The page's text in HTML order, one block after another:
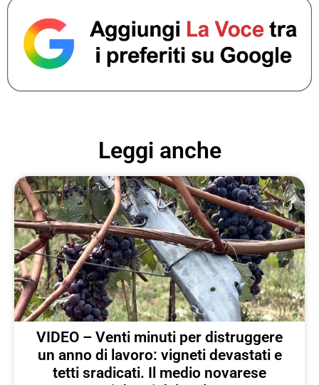
Leggi anche
VIDEO – Venti minuti per distruggere
un anno di lavoro: vigneti devastati e
tetti sradicati. Il medio novarese